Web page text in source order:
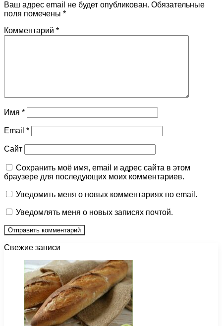
Ваш адрес email не будет опубликован. Обязательные
поля помечены *
Комментарий *
Имя *
Email *
Сайт
Сохранить моё имя, email и адрес сайта в этом
браузере для последующих моих комментариев.
Уведомить меня о новых комментариях по email.
Уведомлять меня о новых записях почтой.
Свежие записи